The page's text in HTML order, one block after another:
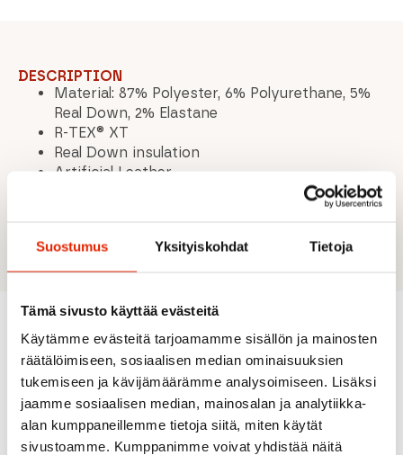
Suostumus Yksityiskohdat Tietoja
Tämä sivusto käyttää evästeitä
Käytämme evästeitä tarjoamamme sisällön ja mainosten
räätälöimiseen, sosiaalisen median ominaisuuksien
tukemiseen ja kävijämäärämme analysoimiseen. Lisäksi
jaamme sosiaalisen median, mainosalan ja analytiikka-
alan kumppaneillemme tietoja siitä, miten käytät
sivustoamme. Kumppanimme voivat yhdistää näitä
DESCRIPTION
Material: 87% Polyester, 6% Polyurethane, 5%
Real Down, 2% Elastane
R-TEX® XT
Real Down insulation
Artificial Leather
Recommended for you